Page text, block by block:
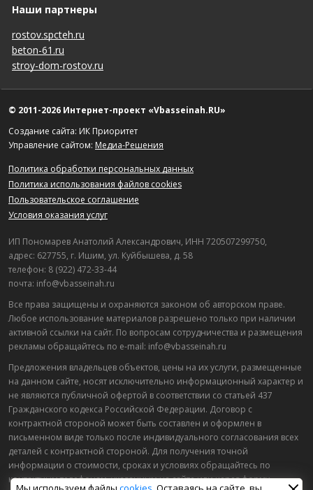
Наши партнеры
rostov.spcteh.ru
beton-61.ru
stroy-dom-rostov.ru
© 2011-2026 Интернет-проект «Vbasseinah.RU»
Создание сайта: ИК Приоритет
Управление сайтом: Медиа-Решения
Политика обработки персональных данных
Политика использования файлов cookies
Пользовательское соглашение
Условия оказания услуг
ИП Пономарев Анатолий Александрович, ИНН 720507299750,
адрес: 627755, г. Ишим, ул. Куйбышева, д. 58
телефон: 8 (922) 472-33-44
почта: info@vbasseinah.ru
Все права защищены и охраняются законом об авторском праве.
Любое использование материалов разрешено только при наличии
активной ссылки на сайт. По вопросам сотрудничества и размещения
рекламы обращайтесь по e-mail: info@vbasseinah.ru
Предложения владельцев объектов, цены на их услуги, размещенные
на данном сайте, носят исключительно информационный характер и
не являются публичной офертой в соответствии со статьей 437
Гражданского кодекса Российской Федерации. Договор с
контрактной стороной может быть составлен и оформлен в
письменном виде только после индивидуального согласования всех
деталей с контрактной стороной. Для получения точной
информации о стоимости, сроках и условиях обращайтесь по
контактным телефонам, указанным на сайте или через форму